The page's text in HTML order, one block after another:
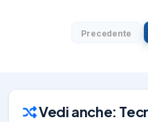
Precedente
Vedi anche: